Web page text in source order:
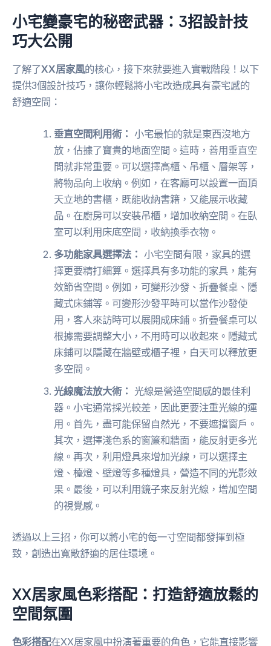
小宅變豪宅的秘密武器：3招設計技
巧大公開
了解了XX居家風的核心，接下來就要進入實戰階段！以下
提供3個設計技巧，讓你輕鬆將小宅改造成具有豪宅感的
舒適空間：
垂直空間利用術： 小宅最怕的就是東西沒地方
放，佔據了寶貴的地面空間。這時，善用垂直空
間就非常重要。可以選擇高櫃、吊櫃、層架等，
將物品向上收納。例如，在客廳可以設置一面頂
天立地的書櫃，既能收納書籍，又能展示收藏
品。在廚房可以安裝吊櫃，增加收納空間。在臥
室可以利用床底空間，收納換季衣物。
多功能家具選擇法： 小宅空間有限，家具的選
擇更要精打細算。選擇具有多功能的家具，能有
效節省空間。例如，可變形沙發、折疊餐桌、隱
藏式床鋪等。可變形沙發平時可以當作沙發使
用，客人來訪時可以展開成床鋪。折疊餐桌可以
根據需要調整大小，不用時可以收起來。隱藏式
床鋪可以隱藏在牆壁或櫃子裡，白天可以釋放更
多空間。
光線魔法放大術： 光線是營造空間感的最佳利
器。小宅通常採光較差，因此更要注重光線的運
用。首先，盡可能保留自然光，不要遮擋窗戶。
其次，選擇淺色系的窗簾和牆面，能反射更多光
線。再次，利用燈具來增加光線，可以選擇主
燈、檯燈、壁燈等多種燈具，營造不同的光影效
果。最後，可以利用鏡子來反射光線，增加空間
的視覺感。
透過以上三招，你可以將小宅的每一寸空間都發揮到極
致，創造出寬敞舒適的居住環境。
XX居家風色彩搭配：打造舒適放鬆的
空間氛圍
色彩搭配在XX居家風中扮演著重要的角色，它能直接影響